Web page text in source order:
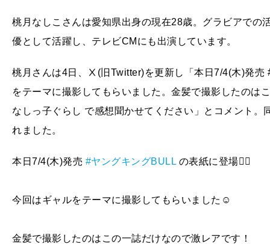
桃月なしこさんは愛知県出身の現在28歳。グラビアでの
優として活躍し、テレビCMにも出演しています。
桃月さんは4日、Ⅹ(旧Twitter)を更新し「本日7/4(木)発売
をテーマに撮影してもらいました。金髪で撮影したのは
なしっ子ぐらし で感想聞かせてください」とコメント
れました。
本日7/4(木)発売 #ヤングキングBULL の表紙に登場🙋‍♀️
今回はギャルをテーマに撮影してもらいました☺︎
金髪で撮影したのはこの一誌だけなので激レアです！